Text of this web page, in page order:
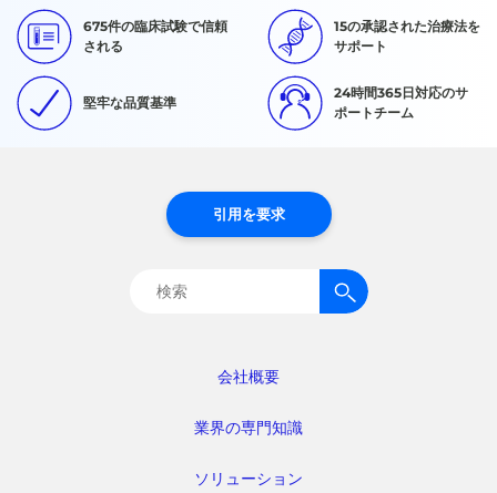
675件の臨床試験で信頼
される
15の承認された治療法を
サポート
堅牢な品質基準
24時間365日対応のサ
ポートチーム
会社概要
業界の専門知識
ソリューション
引用を要求
検